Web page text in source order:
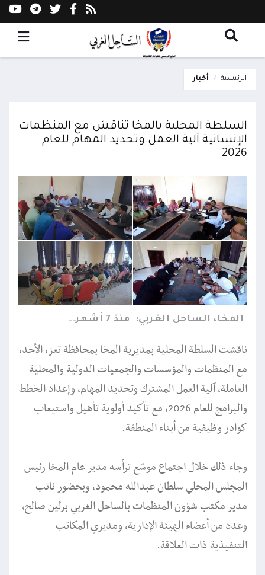
الرئيسية أخبار
السلطة المحلية بالمخا تناقش مع المنظمات
الإنسانية آلية العمل وتحديد المهام للعام
2026
المخا، الساحل الغربي: منذ 7 أشهر
ناقشت السلطة المحلية بمديرية المخا بمحافظة تعز، الأحد،
مع المنظمات والمؤسسات والجمعيات الدولية والمحلية
العاملة، آلية العمل المشترك وتحديد المهام، وإعداد الخطط
والبرامج للعام 2026، مع تأكيد أولوية تأهيل واستيعاب
كوادر وظيفية من أبناء المنطقة.
وجاء ذلك خلال اجتماع موسّع ترأسه مدير عام المخا رئيس
المجلس المحلي سلطان عبدالله محمود، وبحضور نائب
مدير مكتب شؤون المنظمات بالساحل الغربي برلين صالح،
وعدد من أعضاء الهيئة الإدارية، ومديري المكاتب
التنفيذية ذات العلاقة.